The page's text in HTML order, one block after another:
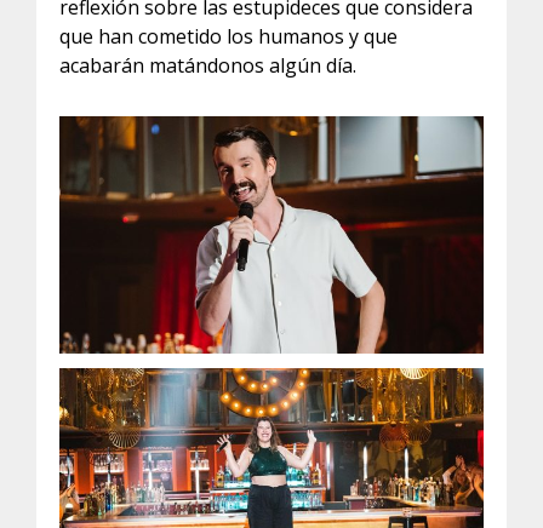
reflexión sobre las estupideces que considera
que han cometido los humanos y que
acabarán matándonos algún día.